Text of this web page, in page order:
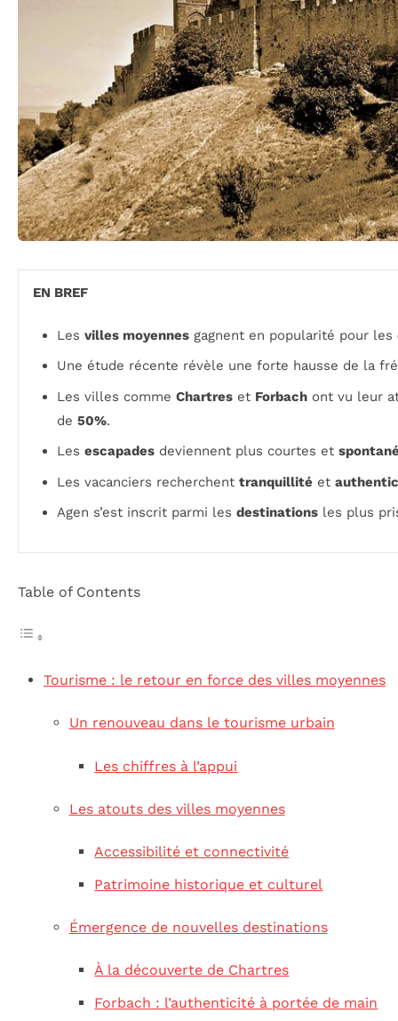
EN BREF
Les villes moyennes gagnent en popularité pour les
Une étude récente révèle une forte hausse de la
Les villes comme Chartres et Forbach ont vu leur
de 50%.
Les escapades deviennent plus courtes et
Les vacanciers recherchent tranquillité et
Agen s’est inscrit parmi les destinations les plus
Table of Contents
Tourisme : le retour en force des villes moyennes
Un renouveau dans le tourisme urbain
Les chiffres à l’appui
Les atouts des villes moyennes
Accessibilité et connectivité
Patrimoine historique et culturel
Émergence de nouvelles destinations
À la découverte de Chartres
Forbach : l’authenticité à portée de main